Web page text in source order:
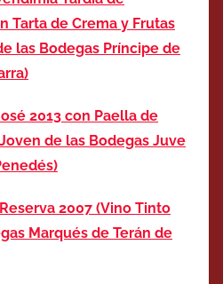
Tarta de Crema y Frutas
las Bodegas Príncipe de
2013 con Paella de
de las Bodegas Juve
2007 (Vino Tinto
Marqués de Terán de